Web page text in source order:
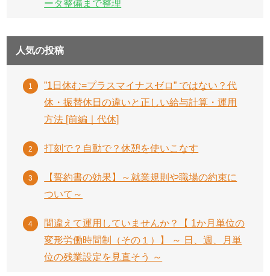
ータ整備まで整理
人気の投稿
”1日休む=プラスマイナスゼロ” ではない？代
休・振替休日の違いと正しい給与計算・運用
方法 [前編｜代休]
打刻で？自動で？休憩を使いこなす
【誓約書の効果】～就業規則や職場の約束に
ついて～
間違えて運用していませんか？【 1か月単位の
変形労働時間制（その１）】 ～ 日、週、月単
位の残業設定を見直そう ～